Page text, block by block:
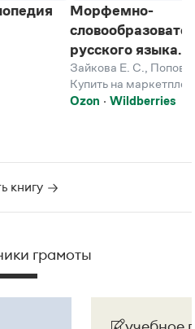
Зайкова Е. С.,Попова
Купить на
Ozon
Wildberries